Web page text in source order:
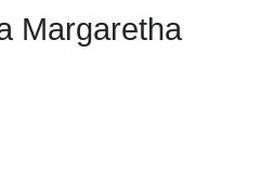
Margaretha